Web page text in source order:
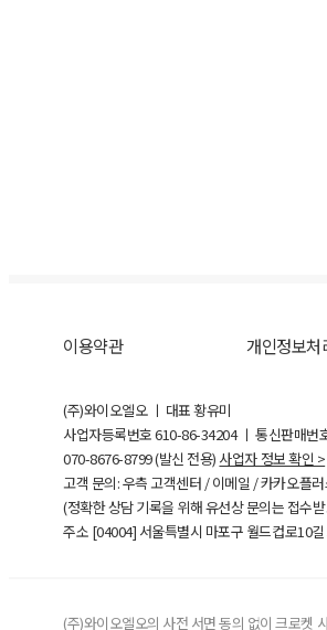
이용약관 개인정보처
(주)와이오엘오 ㅣ 대표 황유미
사업자등록번호610-86-34204ㅣ 통신판매번
070-8676-8799 (발신 전용) 사업자 정보 확인 >
고객 문의: 우측 고객센터 / 이메일 / 카카오플
(정확한 상담 기록을 위해 유선상 문의는 접수
주소 [04004] 서울특별시 마포구 월드컵로10길
(주)와이오엘오의 사전 서면 동의 없이 크로켓